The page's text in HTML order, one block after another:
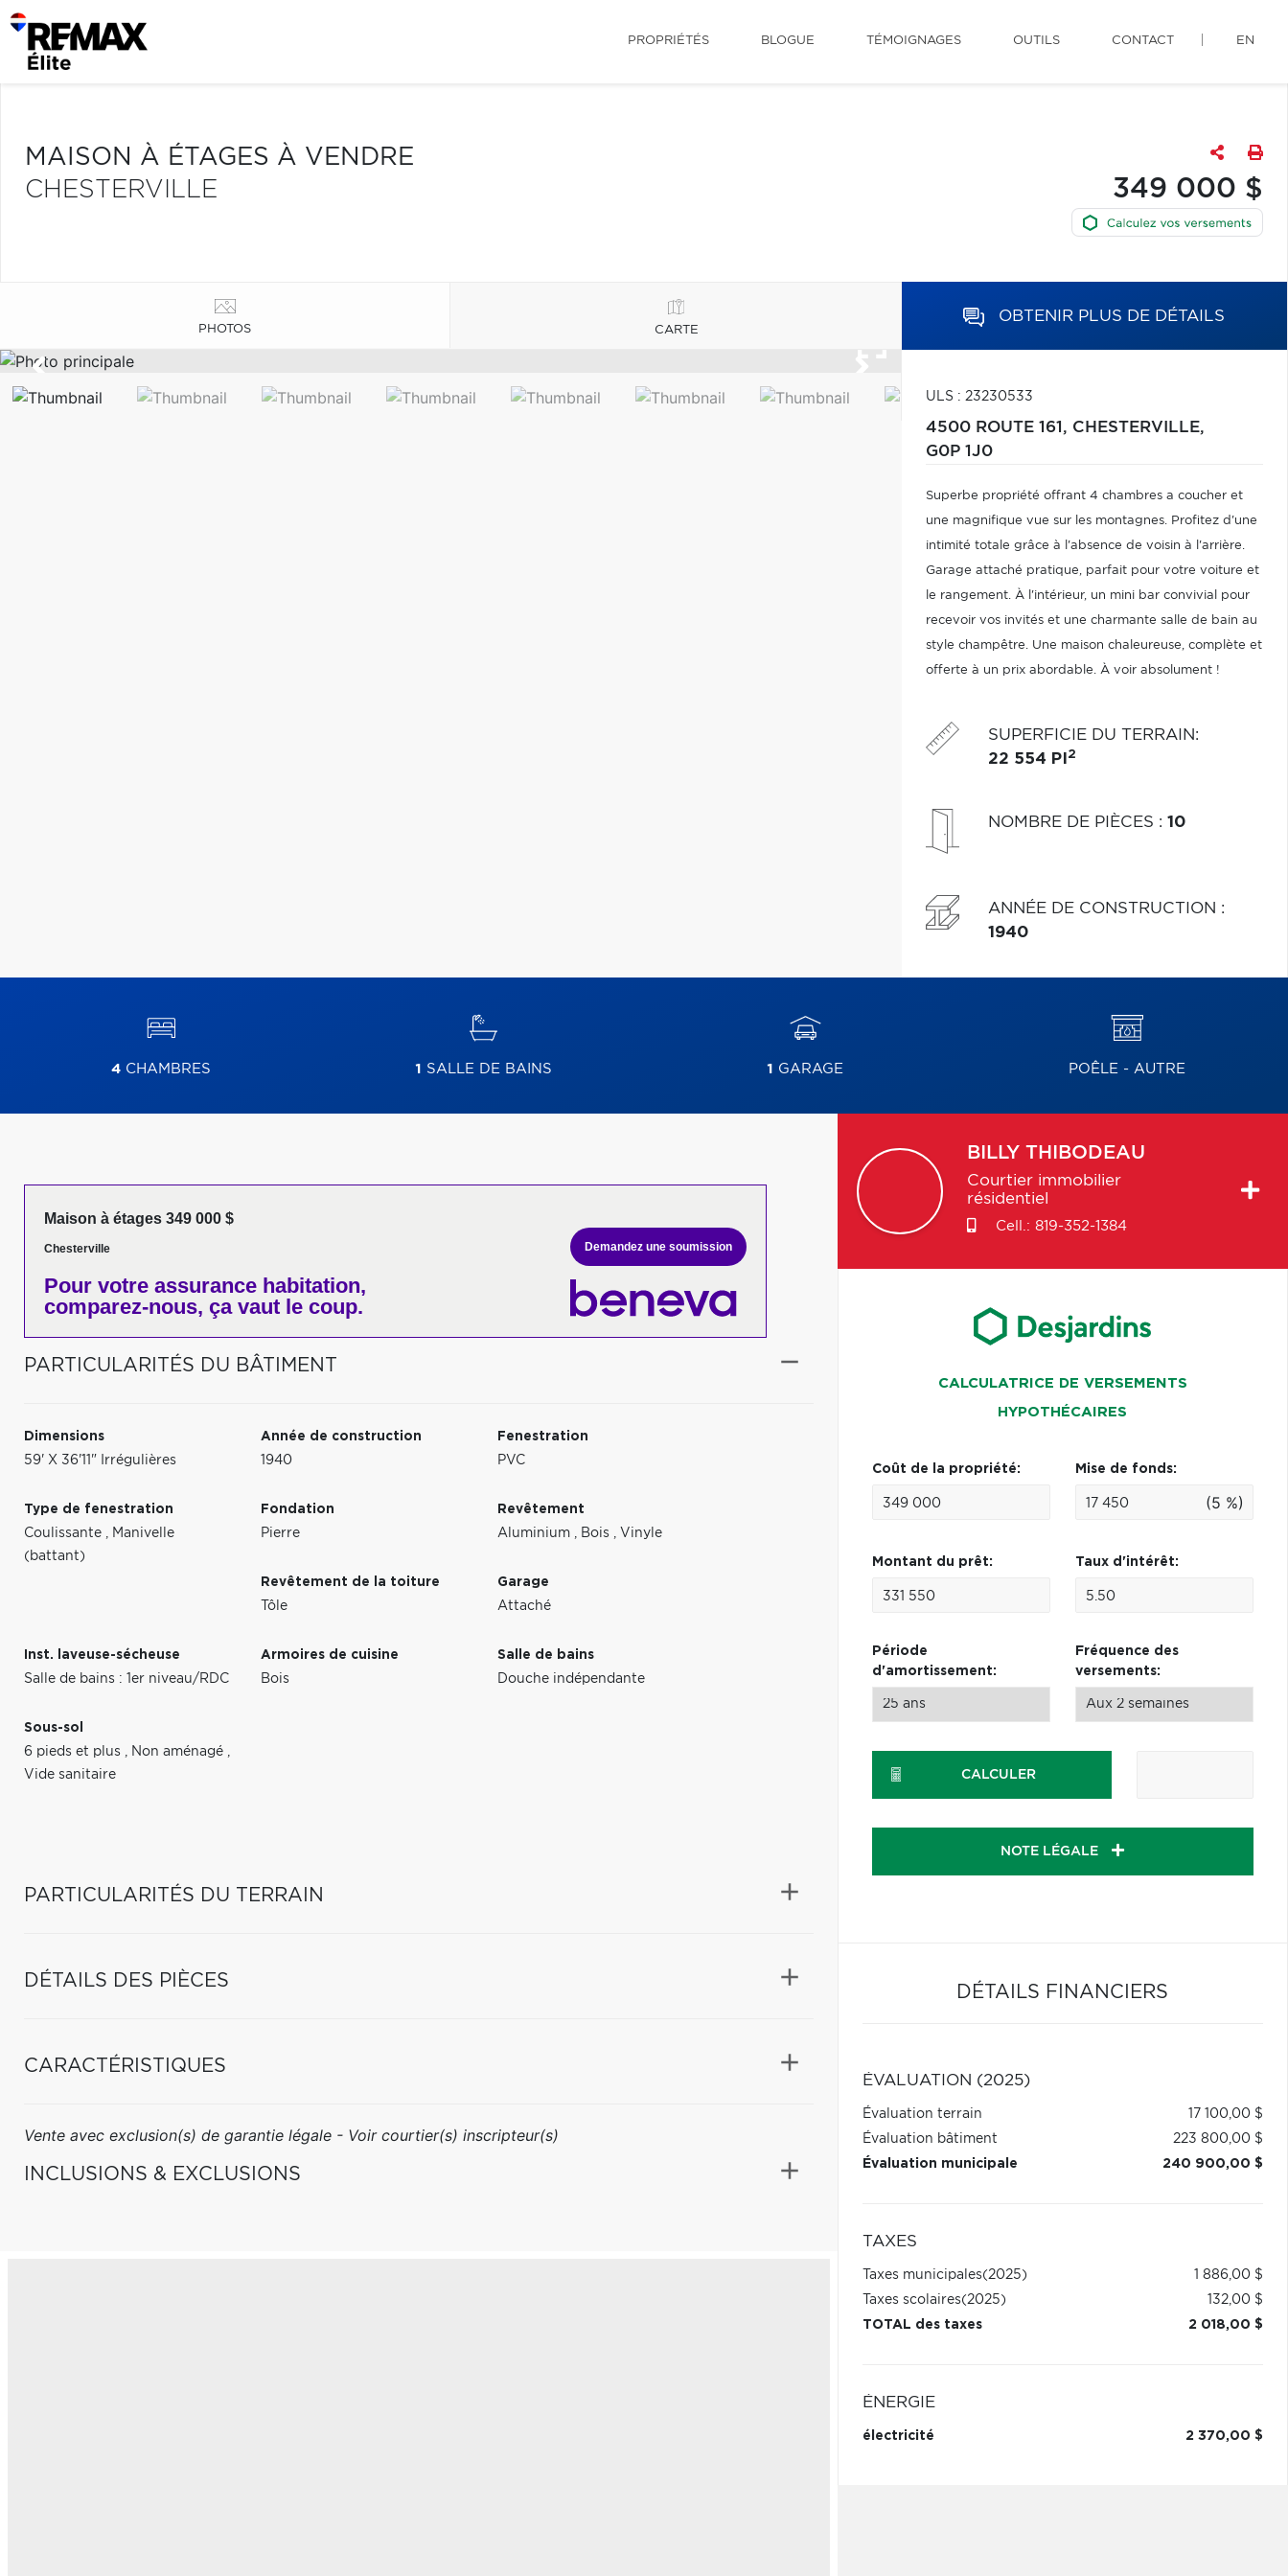
PROPRIÉTÉS BLOGUE TÉMOIGNAGES OUTILS CONTACT EN
MAISON À ÉTAGES À VENDRE
CHESTERVILLE
349 000 $
PHOTOS CARTE
OBTENIR PLUS DE DÉTAILS
ULS : 23230533
4500 ROUTE 161, CHESTERVILLE,
G0P 1J0
Superbe propriété offrant 4 chambres a coucher et
une magnifique vue sur les montagnes. Profitez d'une
intimité totale grâce à l'absence de voisin à l'arrière.
Garage attaché pratique, parfait pour votre voiture et
le rangement. À l'intérieur, un mini bar convivial pour
recevoir vos invités et une charmante salle de bain au
style champêtre. Une maison chaleureuse, complète et
offerte à un prix abordable. À voir absolument !
SUPERFICIE DU TERRAIN:
22 554 PI 2
NOMBRE DE PIÈCES : 10
ANNÉE DE CONSTRUCTION :
1940
4 CHAMBRES 1 SALLE DE BAINS 1 GARAGE POÊLE - AUTRE
Maison à étages 349 000 $
Chesterville
Pour votre assurance habitation,
comparez-nous, ça vaut le coup.
Demandez une soumission
PARTICULARITÉS DU BÂTIMENT
Dimensions
59' X 36'11" Irrégulières
Année de construction
1940
Fenestration
PVC
Type de fenestration
Coulissante , Manivelle
(battant)
Fondation
Pierre
Revêtement
Aluminium , Bois , Vinyle
Revêtement de la toiture
Tôle
Garage
Attaché
Inst. laveuse-sécheuse
Salle de bains : 1er niveau/RDC
Armoires de cuisine
Bois
Salle de bains
Douche indépendante
Sous-sol
6 pieds et plus , Non aménagé ,
Vide sanitaire
PARTICULARITÉS DU TERRAIN
DÉTAILS DES PIÈCES
CARACTÉRISTIQUES
Vente avec exclusion(s) de garantie légale - Voir courtier(s) inscripteur(s)
INCLUSIONS & EXCLUSIONS
BILLY THIBODEAU
Courtier immobilier
résidentiel
Cell.: 819-352-1384
CALCULATRICE DE VERSEMENTS
HYPOTHÉCAIRES
Coût de la propriété: Mise de fonds:
(5 %)
Montant du prêt: Taux d'intérêt:
Période
d'amortissement:
Fréquence des
versements:
CALCULER
NOTE LÉGALE
DÉTAILS FINANCIERS
ÉVALUATION (2025)
Évaluation terrain
17 100,00 $
Évaluation bâtiment
223 800,00 $
Évaluation municipale
240 900,00 $
TAXES
Taxes municipales(2025)
1 886,00 $
Taxes scolaires(2025)
132,00 $
TOTAL des taxes
2 018,00 $
ÉNERGIE
électricité 2 370,00 $